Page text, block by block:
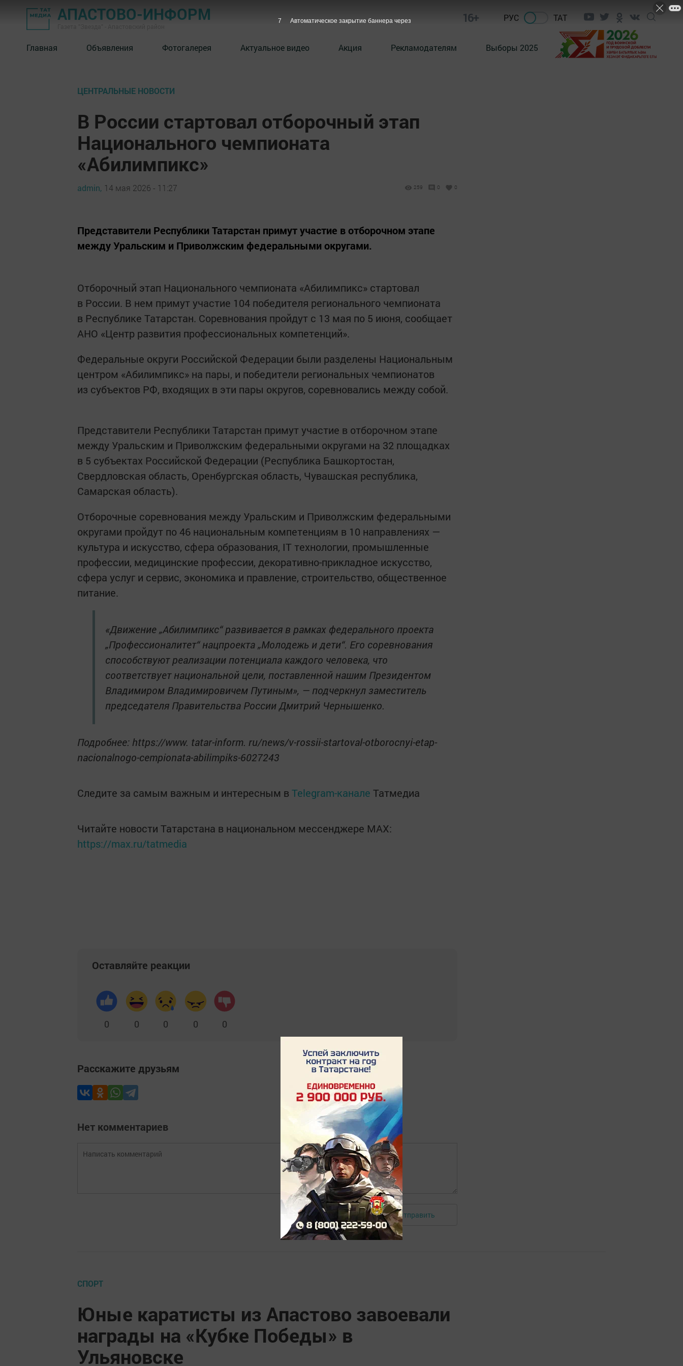
АПАСТОВО-ИНФОРМ 16+ РУС ТАТ
Главная Объявления Фотогалерея Актуальное видео Акция Рекламодателям Выборы 2025
ЦЕНТРАЛЬНЫЕ НОВОСТИ
В России стартовал отборочный этап
Национального чемпионата
«Абилимпикс»
admin, 14 мая 2026 - 11:27 259 0 0
Представители Республики Татарстан примут участие в отборочном этапе
между Уральским и Приволжским федеральными округами.
Отборочный этап Национального чемпионата «Абилимпикс» стартовал
в России. В нем примут участие 104 победителя регионального чемпионата
в Республике Татарстан. Соревнования пройдут с 13 мая по 5 июня, сообщает
АНО «Центр развития профессиональных компетенций».
Федеральные округи Российской Федерации были разделены Национальным
центром «Абилимпикс» на пары, и победители региональных чемпионатов
из субъектов РФ, входящих в эти пары округов, соревновались между собой.
Представители Республики Татарстан примут участие в отборочном этапе
между Уральским и Приволжским федеральными округами на 32 площадках
в 5 субъектах Российской Федерации (Республика Башкортостан,
Свердловская область, Оренбургская область, Чувашская республика,
Самарская область).
Отборочные соревнования между Уральским и Приволжским федеральными
округами пройдут по 46 национальным компетенциям в 10 направлениях —
культура и искусство, сфера образования, IT технологии, промышленные
профессии, медицинские профессии, декоративно-прикладное искусство,
сфера услуг и сервис, экономика и правление, строительство, общественное
питание.
«Движение „Абилимпикс“ развивается в рамках федерального проекта
„Профессионалитет“ нацпроекта „Молодежь и дети“. Его соревнования
способствуют реализации потенциала каждого человека, что
соответствует национальной цели, поставленной нашим Президентом
Владимиром Владимировичем Путиным», — подчеркнул заместитель
председателя Правительства России Дмитрий Чернышенко.
Подробнее: https://www. tatar-inform. ru/news/v-rossii-startoval-otborocnyi-etap-
nacionalnogo-cempionata-abilimpiks-6027243
Следите за самым важным и интересным в Telegram-канале Татмедиа
Читайте новости Татарстана в национальном мессенджере MАХ:
https://max.ru/tatmedia
Оставляйте реакции
0 0 0 0 0
Расскажите друзьям
Нет комментариев
Авторизоваться Отправить
СПОРТ
Юные каратисты из Апастово завоевали
награды на «Кубке Победы» в
Ульяновске
6 Автоматическое закрытие баннера через